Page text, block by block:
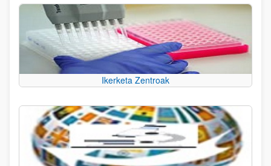
Ikerketa Zentroak